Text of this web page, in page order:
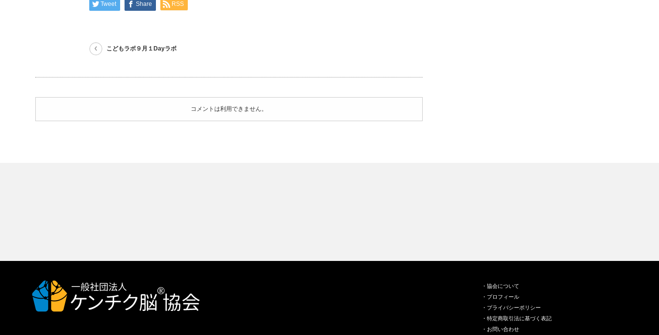
Tweet Share RSS
こどもラボ９月１Dayラボ
コメントは利用できません。
・協会について
・プロフィール
・プライバシーポリシー
・ 特定商取引法に基づく表記
・お問い合わせ